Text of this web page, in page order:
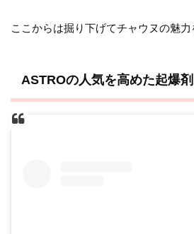
ここからは掘り下げてチャウヌの魅
ASTROの人気を高めた起爆剤